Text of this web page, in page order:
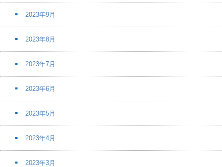
2023年9月
2023年8月
2023年7月
2023年6月
2023年5月
2023年4月
2023年3月